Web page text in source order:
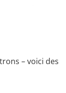
de poulet
citron
– voici des